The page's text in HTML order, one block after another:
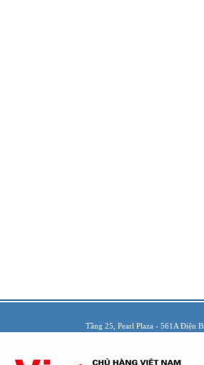
Tầng 25, Pearl Plaza - 561A Điện